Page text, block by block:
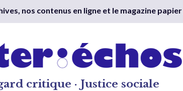
nos contenus en ligne et le magazine papier
critique · Justice sociale